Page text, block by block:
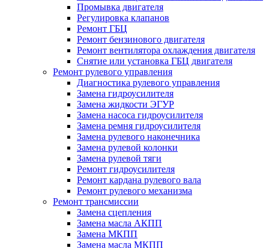
Промывка двигателя
Регулировка клапанов
Ремонт ГБЦ
Ремонт бензинового двигателя
Ремонт вентилятора охлаждения двигателя
Снятие или установка ГБЦ двигателя
Ремонт рулевого управления
Диагностика рулевого управления
Замена гидроусилителя
Замена жидкости ЭГУР
Замена насоса гидроусилителя
Замена ремня гидроусилителя
Замена рулевого наконечника
Замена рулевой колонки
Замена рулевой тяги
Ремонт гидроусилителя
Ремонт кардана рулевого вала
Ремонт рулевого механизма
Ремонт трансмиссии
Замена сцепления
Замена масла АКПП
Замена МКПП
Замена масла МКПП